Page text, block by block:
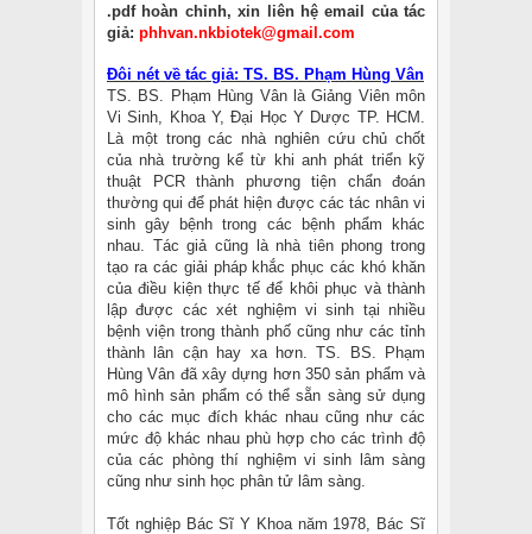
.pdf hoàn chỉnh, xin liên hệ email của tác
giả: phhvan.nkbiotek@gmail.com
Đôi nét về tác giả: TS. BS. Phạm Hùng Vân
TS. BS. Phạm Hùng Vân là Giảng Viên môn
Vi Sinh, Khoa Y, Đại Học Y Dược TP. HCM.
Là một trong các nhà nghiên cứu chủ chốt
của nhà trường kể từ khi anh phát triển kỹ
thuật PCR thành phương tiện chẩn đoán
thường qui để phát hiện được các tác nhân vi
sinh gây bệnh trong các bệnh phẩm khác
nhau. Tác giả cũng là nhà tiên phong trong
tạo ra các giải pháp khắc phục các khó khăn
của điều kiện thực tế để khôi phục và thành
lập được các xét nghiệm vi sinh tại nhiều
bệnh viện trong thành phố cũng như các tỉnh
thành lân cận hay xa hơn. TS. BS. Phạm
Hùng Vân đã xây dựng hơn 350 sản phẩm và
mô hình sản phẩm có thể sẵn sàng sử dụng
cho các mục đích khác nhau cũng như các
mức độ khác nhau phù hợp cho các trình độ
của các phòng thí nghiệm vi sinh lâm sàng
cũng như sinh học phân tử lâm sàng.
Tốt nghiệp Bác Sĩ Y Khoa năm 1978, Bác Sĩ